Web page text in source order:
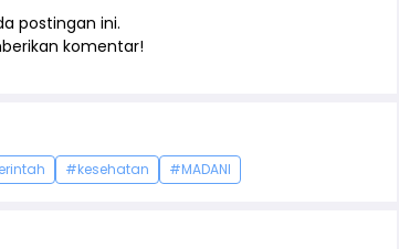
postingan ini.
komentar!
#kesehatan #MADANI